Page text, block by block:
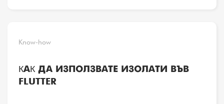
Know-how
КАК ДА ИЗПОЛЗВАТЕ ИЗОЛАТИ ВЪВ
FLUTTER